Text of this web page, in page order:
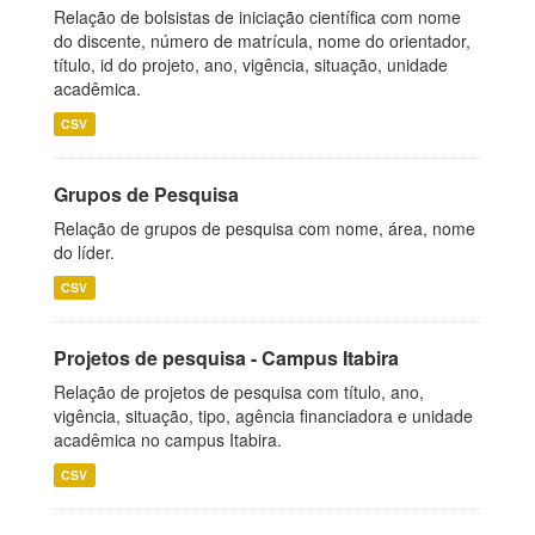
Relação de bolsistas de iniciação científica com nome
do discente, número de matrícula, nome do orientador,
título, id do projeto, ano, vigência, situação, unidade
acadêmica.
CSV
Grupos de Pesquisa
Relação de grupos de pesquisa com nome, área, nome
do líder.
CSV
Projetos de pesquisa - Campus Itabira
Relação de projetos de pesquisa com título, ano,
vigência, situação, tipo, agência financiadora e unidade
acadêmica no campus Itabira.
CSV